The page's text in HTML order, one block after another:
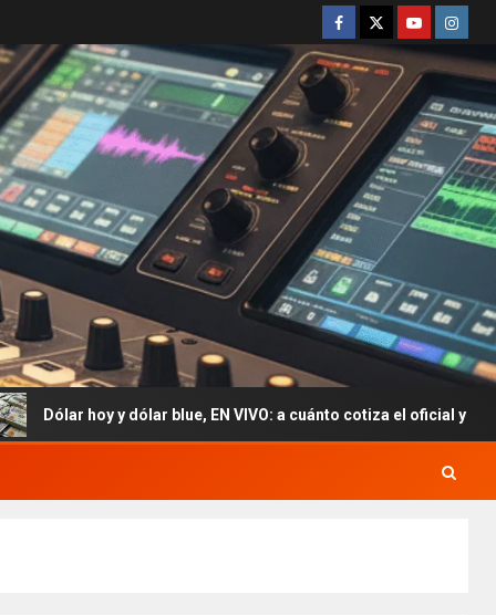
blue, EN VIVO: a cuánto cotiza el oficial y cuál es el precio del